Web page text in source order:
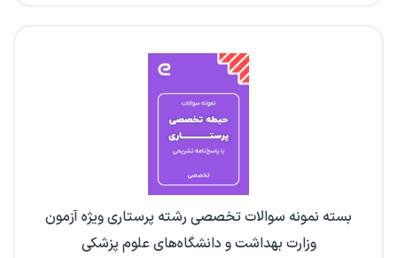
بسته نمونه سوالات تخصصی رشته پرستاری ویژه آزمون
وزارت بهداشت و دانشگاه‌های علوم پزشکی